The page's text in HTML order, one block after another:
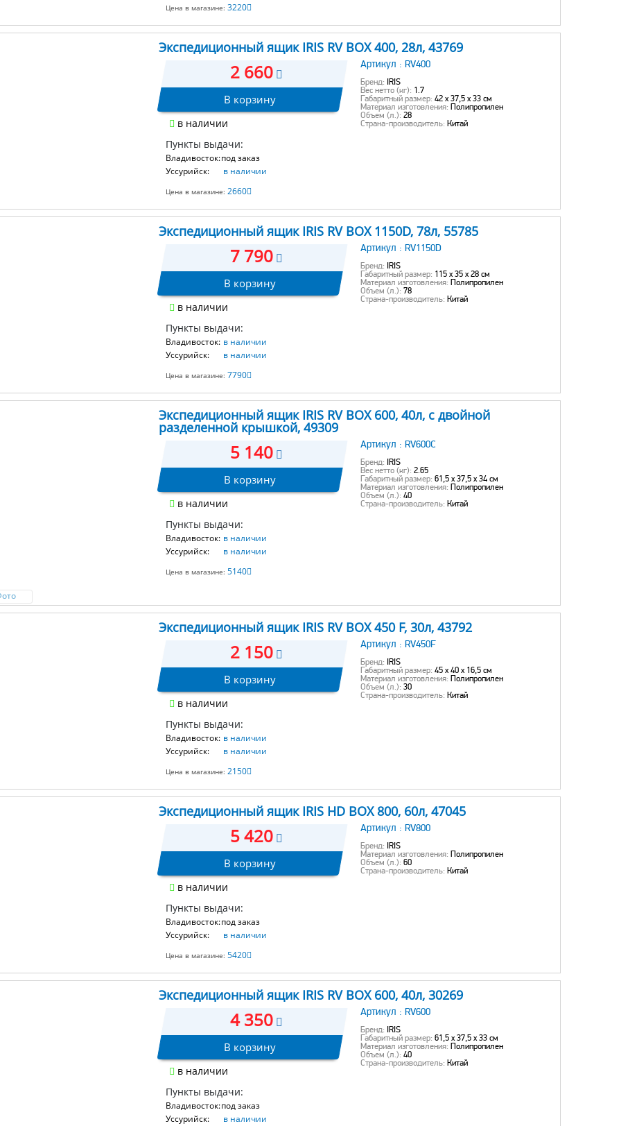
Цена в магазине: 3220
Экспедиционный ящик IRIS RV BOX 400, 28л, 43769
2 660
В корзину
в наличии
Пункты выдачи:
Владивосток:под заказ
Уссурийск:
в наличии
Цена в магазине: 2660
Артикул : RV400
Бренд: IRIS
Вес нетто (кг): 1.7
Габаритный размер: 42 х 37,5 х 33 см
Материал изготовления: Полипропилен
Объем (л.): 28
Страна-производитель: Китай
Экспедиционный ящик IRIS RV BOX 1150D, 78л, 55785
7 790
В корзину
в наличии
Пункты выдачи:
Владивосток: в наличии
Уссурийск:
в наличии
Цена в магазине: 7790
Артикул : RV1150D
Бренд: IRIS
Габаритный размер: 115 x 35 x 28 см
Материал изготовления: Полипропилен
Объем (л.): 78
Страна-производитель: Китай
Экспедиционный ящик IRIS RV BOX 600, 40л, с двойной
разделенной крышкой, 49309
5 140
В корзину
в наличии
Пункты выдачи:
Владивосток: в наличии
Уссурийск:
в наличии
Цена в магазине: 5140
Артикул : RV600C
Бренд: IRIS
Вес нетто (кг): 2.65
Габаритный размер: 61,5 х 37,5 х 34 см
Материал изготовления: Полипропилен
Объем (л.): 40
Страна-производитель: Китай
Экспедиционный ящик IRIS RV BOX 450 F, 30л, 43792
2 150
В корзину
в наличии
Пункты выдачи:
Владивосток: в наличии
Уссурийск:
в наличии
Цена в магазине: 2150
Артикул : RV450F
Бренд: IRIS
Габаритный размер: 45 х 40 х 16,5 см
Материал изготовления: Полипропилен
Объем (л.): 30
Страна-производитель: Китай
Экспедиционный ящик IRIS HD BOX 800, 60л, 47045
5 420
В корзину
в наличии
Пункты выдачи:
Владивосток:под заказ
Уссурийск:
в наличии
Цена в магазине: 5420
Артикул : RV800
Бренд: IRIS
Материал изготовления: Полипропилен
Объем (л.): 60
Страна-производитель: Китай
Экспедиционный ящик IRIS RV BOX 600, 40л, 30269
4 350
В корзину
в наличии
Пункты выдачи:
Владивосток:под заказ
Уссурийск:
в наличии
Артикул : RV600
Бренд: IRIS
Габаритный размер: 61,5 x 37,5 x 33 см
Материал изготовления: Полипропилен
Объем (л.): 40
Страна-производитель: Китай